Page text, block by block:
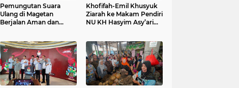
Pemungutan Suara
Ulang di Magetan
Berjalan Aman dan
Khofifah-Emil Khusyuk
Ziarah ke Makam Pendiri
NU KH Hasyim Asy’ari